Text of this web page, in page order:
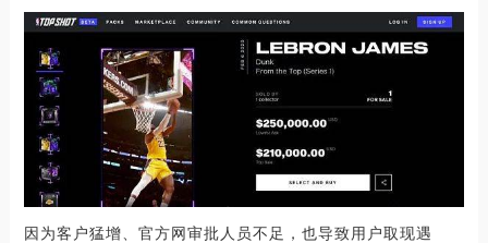
因为客户猛增、官方网审批人员不足，也导致用户取现遇